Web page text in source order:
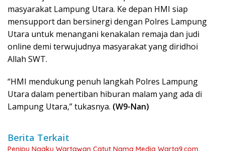
masyarakat Lampung Utara. Ke depan HMI siap
mensupport dan bersinergi dengan Polres Lampung
Utara untuk menangani kenakalan remaja dan judi
online demi terwujudnya masyarakat yang diridhoi
Allah SWT.
“HMI mendukung penuh langkah Polres Lampung
Utara dalam penertiban hiburan malam yang ada di
Lampung Utara,” tukasnya. (W9-Nan)
Berita Terkait
Penipu Ngaku Wartawan Catut Nama Media Warta9.com,